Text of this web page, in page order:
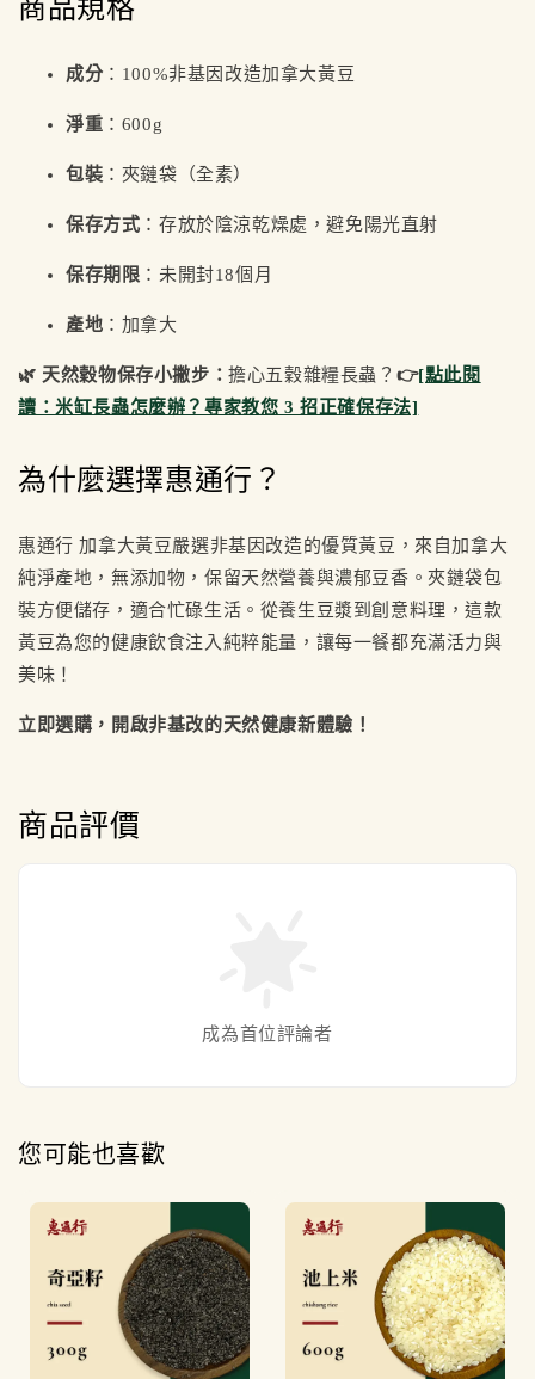
商品規格
成分 ：100%非基因改造加拿大黃豆
淨重 ：600g
包裝 ：夾鏈袋（全素）
保存方式 ：存放於陰涼乾燥處，避免陽光直射
保存期限 ：未開封18個月
產地 ：加拿大
🌿 天然穀物保存小撇步：擔心五穀雜糧長蟲？ 👉[點此閱
讀：米缸長蟲怎麼辦？專家教您 3 招正確保存法]
為什麼選擇惠通行？
惠通行 加拿大黃豆嚴選非基因改造的優質黃豆，來自加拿大
純淨產地，無添加物，保留天然營養與濃郁豆香。夾鏈袋包
裝方便儲存，適合忙碌生活。從養生豆漿到創意料理，這款
黃豆為您的健康飲食注入純粹能量，讓每一餐都充滿活力與
美味！
立即選購，開啟非基改的天然健康新體驗！
商品評價
成為首位評論者
您可能也喜歡